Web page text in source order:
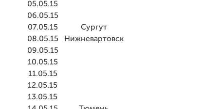
05.05.15
06.05.15
07.05.15
Сургут
08.05.15
Нижневартовск
09.05.15
10.05.15
11.05.15
12.05.15
13.05.15